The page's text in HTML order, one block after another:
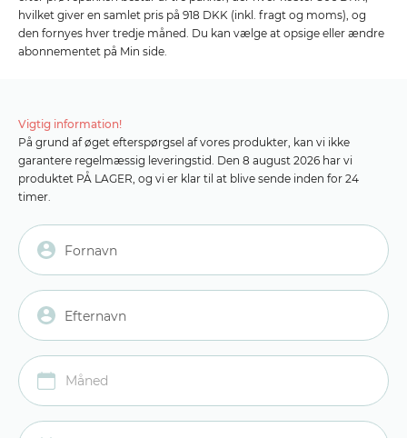
hvilket giver en samlet pris på 918 DKK (inkl. fragt og moms), og
den fornyes hver tredje måned. Du kan vælge at opsige eller ændre
abonnementet på Min side.
Vigtig information!
På grund af øget efterspørgsel af vores produkter, kan vi ikke
garantere regelmæssig leveringstid. Den 8 august 2026 har vi
produktet PÅ LAGER, og vi er klar til at blive sende inden for 24
timer.